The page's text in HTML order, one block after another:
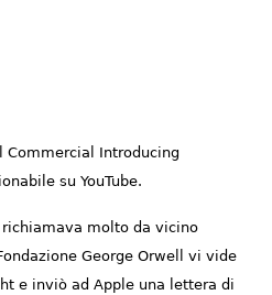
Commercial Introducing
su YouTube.
molto da vicino
George Orwell vi vide
e inviò ad Apple una lettera di